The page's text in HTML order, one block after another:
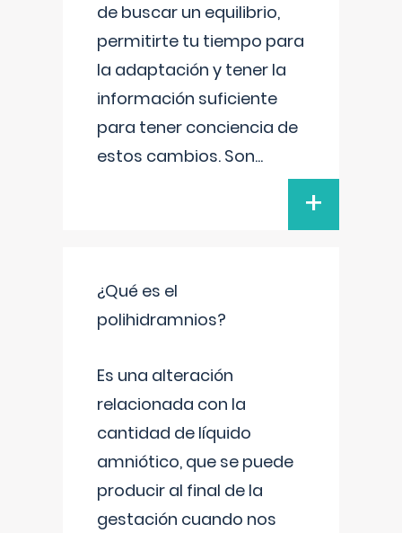
de buscar un equilibrio,
permitirte tu tiempo para
la adaptación y tener la
información suficiente
para tener conciencia de
estos cambios. Son...
+
¿Qué es el
polihidramnios?
Es una alteración
relacionada con la
cantidad de líquido
amniótico, que se puede
producir al final de la
gestación cuando nos